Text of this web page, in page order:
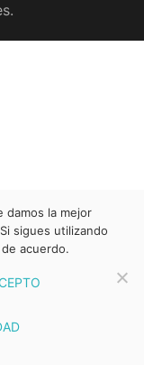
damos la mejor
sigues utilizando
acuerdo.